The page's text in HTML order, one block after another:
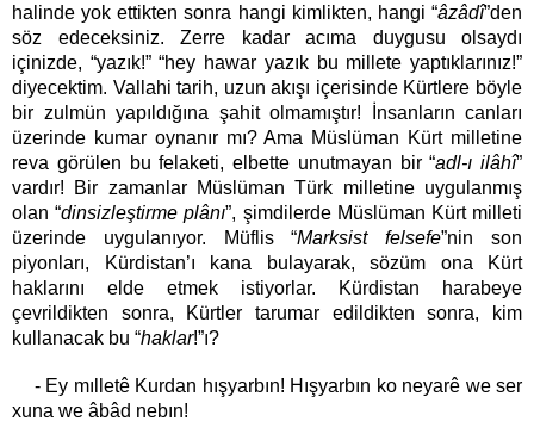
halinde yok ettikten sonra hangi kimlikten, hangi “âzâdî”den
söz edeceksiniz. Zerre kadar acıma duygusu olsaydı
içinizde, “yazık!” “hey hawar yazık bu millete yaptıklarınız!”
diyecektim. Vallahi tarih, uzun akışı içerisinde Kürtlere böyle
bir zulmün yapıldığına şahit olmamıştır! İnsanların canları
üzerinde kumar oynanır mı? Ama Müslüman Kürt milletine
reva görülen bu felaketi, elbette unutmayan bir “adl-ı ilâhî”
vardır! Bir zamanlar Müslüman Türk milletine uygulanmış
olan “dinsizleştirme plânı”, şimdilerde Müslüman Kürt milleti
üzerinde uygulanıyor. Müflis “Marksist felsefe”nin son
piyonları, Kürdistan’ı kana bulayarak, sözüm ona Kürt
haklarını elde etmek istiyorlar. Kürdistan harabeye
çevrildikten sonra, Kürtler tarumar edildikten sonra, kim
kullanacak bu “haklar!”ı?
- Ey mılletê Kurdan hışyarbın! Hışyarbın ko neyarê we ser
xuna we âbâd nebın!